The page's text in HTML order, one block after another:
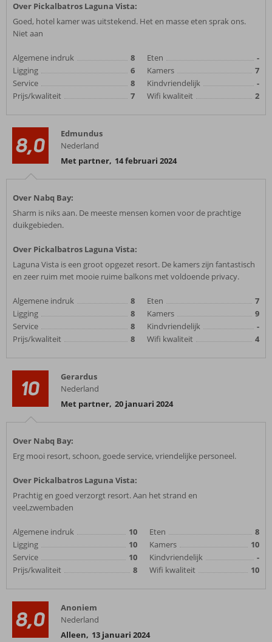
Over Pickalbatros Laguna Vista:
Goed, hotel kamer was uitstekend. Het en masse eten sprak ons.
Niet aan
Algemene indruk
8
Ligging
6
Service
8
Prijs/kwaliteit
7
Eten
-
Kamers
7
Kindvriendelijk
-
Wifi kwaliteit
2
8,0
Edmundus
Nederland
Met partner, 14 februari 2024
Over Nabq Bay:
Sharm is niks aan. De meeste mensen komen voor de prachtige
duikgebieden.
Over Pickalbatros Laguna Vista:
Laguna Vista is een groot opgezet resort. De kamers zijn fantastisch
en zeer ruim met mooie ruime balkons met voldoende privacy.
Algemene indruk
8
Ligging
8
Service
8
Prijs/kwaliteit
8
Eten
7
Kamers
9
Kindvriendelijk
-
Wifi kwaliteit
4
10
Gerardus
Nederland
Met partner, 20 januari 2024
Over Nabq Bay:
Erg mooi resort, schoon, goede service, vriendelijke personeel.
Over Pickalbatros Laguna Vista:
Prachtig en goed verzorgt resort. Aan het strand en
veel,zwembaden
Algemene indruk
10
Ligging
10
Service
10
Prijs/kwaliteit
8
Eten
8
Kamers
10
Kindvriendelijk
-
Wifi kwaliteit
10
8,0
Anoniem
Nederland
Alleen, 13 januari 2024